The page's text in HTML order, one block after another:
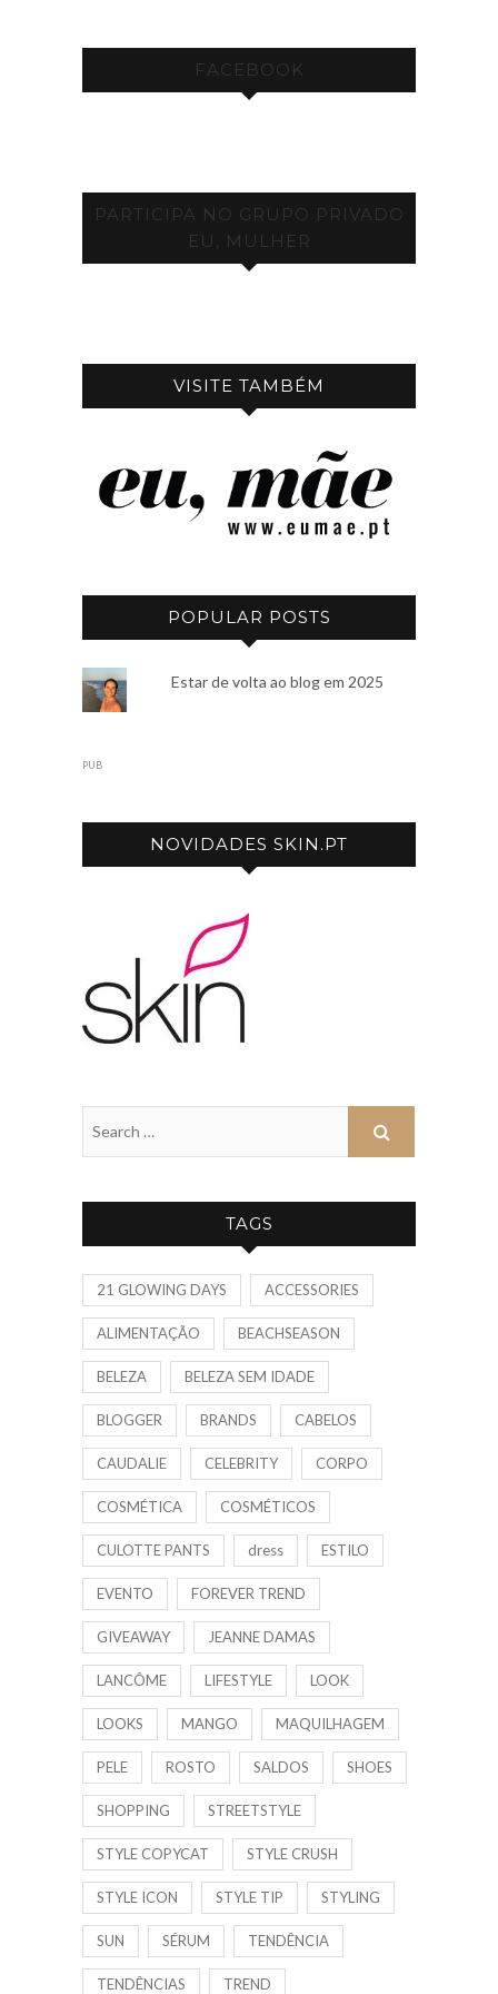
FACEBOOK
PARTICIPA NO GRUPO PRIVADO
EU, MULHER
VISITE TAMBÉM
POPULAR POSTS
Estar de volta ao blog em 2025
PUB
NOVIDADES SKIN.PT
TAGS
21 GLOWING DAYS ACCESSORIES
ALIMENTAÇÃO BEACHSEASON
BELEZA BELEZA SEM IDADE
BLOGGER BRANDS CABELOS
CAUDALIE CELEBRITY CORPO
COSMÉTICA COSMÉTICOS
CULOTTE PANTS dress ESTILO
EVENTO FOREVER TREND
GIVEAWAY JEANNE DAMAS
LANCÔME LIFESTYLE LOOK
LOOKS MANGO MAQUILHAGEM
PELE ROSTO SALDOS SHOES
SHOPPING STREETSTYLE
STYLE COPYCAT STYLE CRUSH
STYLE ICON STYLE TIP STYLING
SUN SÉRUM TENDÊNCIA
TENDÊNCIAS TREND